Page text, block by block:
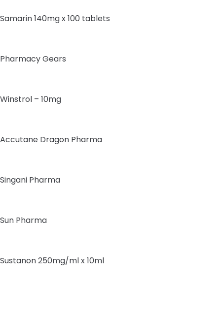
Samarin 140mg x 100 tablets
Pharmacy Gears
Winstrol – 10mg
Accutane Dragon Pharma
Singani Pharma
Sun Pharma
Sustanon 250mg/ml x 10ml